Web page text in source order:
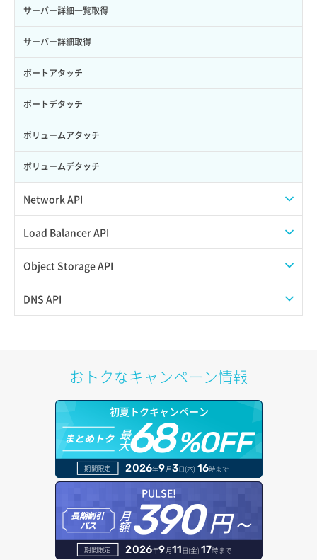
サーバー詳細一覧取得
サーバー詳細取得
ポートアタッチ
ポートデタッチ
ボリュームアタッチ
ボリュームデタッチ
Network API
QoSポリシー一覧取得
QoSポリシー詳細取得
サブネット一覧取得
サブネット詳細取得
セキュリティグループ ルール一覧取得
セキュリティグループ ルール作成
セキュリティグループ ルール削除
セキュリティグループ ルール詳細取得
セキュリティグループ一覧取得
Load Balancer API
プール一覧取得
プール作成
ヘルスモニタ一覧取得
ヘルスモニタ作成
ヘルスモニタ削除
ヘルスモニタ更新
ヘルスモニタ詳細取得
Object Storage API
Web公開
オブジェクトダウンロード
オブジェクトバージョン管理
オブジェクト一覧取得
オブジェクト削除
オブジェクト削除予約
DNS API
ドメイン情報登録
ドメイン詳細取得
レコード一覧取得
レコード作成
おトクなキャンペーン情報
初夏トクキャンペーン
まとめトク 最
大68%OFF
期間限定 2026年9月3日(木) 16時まで
PULSE!
長期割引
パス
月
額390円～
期間限定 2026年9月11日(金) 17時まで